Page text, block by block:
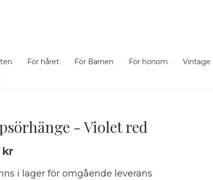
För håret För Barnen För honom Vintage
- Violet red
kr
i lager för omgående leverans